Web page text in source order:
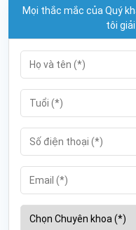
Mọi thắc mắc của Quý
tôi